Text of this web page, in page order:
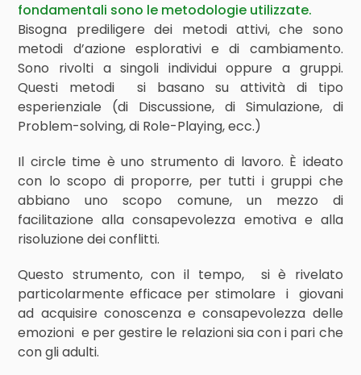
fondamentali sono le metodologie utilizzate.
Bisogna prediligere dei metodi attivi, che sono
metodi d’azione esplorativi e di cambiamento.
Sono rivolti a singoli individui oppure a gruppi.
Questi metodi si basano su attività di tipo
esperienziale (di Discussione, di Simulazione, di
Problem-solving, di Role-Playing, ecc.)
Il circle time è uno strumento di lavoro. È ideato
con lo scopo di proporre, per tutti i gruppi che
abbiano uno scopo comune, un mezzo di
facilitazione alla consapevolezza emotiva e alla
risoluzione dei conflitti.
Questo strumento, con il tempo, si è rivelato
particolarmente efficace per stimolare i giovani
ad acquisire conoscenza e consapevolezza delle
emozioni e per gestire le relazioni sia con i pari che
con gli adulti.